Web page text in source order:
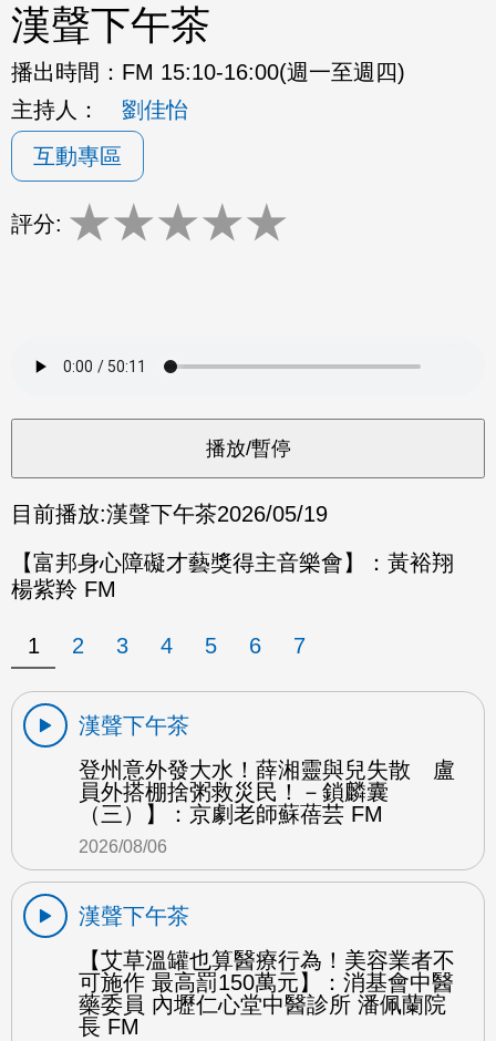
漢聲下午茶
播出時間： FM 15:10-16:00(週一至週四)
主持人：
劉佳怡
互動專區
評分: ★★★★★
目前播放:漢聲下午茶2026/05/19
【富邦身心障礙才藝獎得主音樂會】：黃裕翔
楊紫羚 FM
1 2 3 4 5 6 7
漢聲下午茶
登州意外發大水！薛湘靈與兒失散 盧
員外搭棚捨粥救災民！－鎖麟囊
（三）】：京劇老師蘇蓓芸 FM
2026/08/06
漢聲下午茶
【艾草溫罐也算醫療行為！美容業者不
可施作 最高罰150萬元】：消基會中醫
藥委員 內壢仁心堂中醫診所 潘佩蘭院
長 FM